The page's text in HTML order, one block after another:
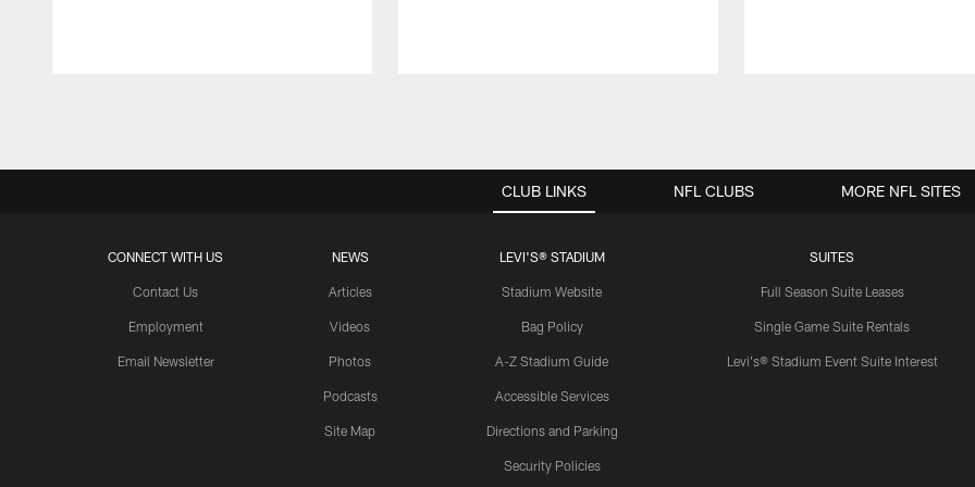
CLUB LINKS
CONNECT WITH US
Contact Us
Employment
Email Newsletter
NEWS
Articles
Videos
Photos
Podcasts
Site Map
LEVI'S® STADIUM
Stadium Website
Bag Policy
A-Z Stadium Guide
Accessible Services
Directions and Parking
Security Policies
SUITES
Full Season Suite Leases
Single Game Suite Rentals
Levi's® Stadium Event Suite Interest
NFL CLUBS MORE NFL SITES